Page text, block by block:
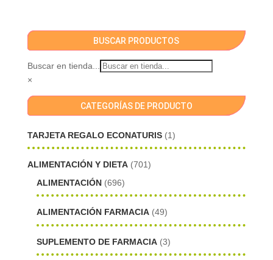
BUSCAR PRODUCTOS
Buscar en tienda...
×
CATEGORÍAS DE PRODUCTO
TARJETA REGALO ECONATURIS (1)
ALIMENTACIÓN Y DIETA (701)
ALIMENTACIÓN (696)
ALIMENTACIÓN FARMACIA (49)
SUPLEMENTO DE FARMACIA (3)